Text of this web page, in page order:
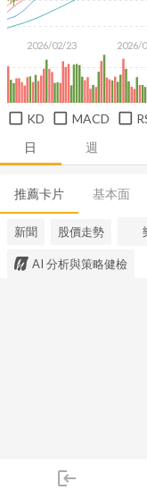
login
日 週
2026/02/23 2026/
KD MACD
推薦卡片 基本面
新聞 股價走勢
AI 分析與策略健檢